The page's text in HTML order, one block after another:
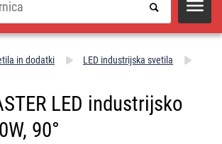
in dodatki
LED industrijska svetila
LED industrijsko
90°